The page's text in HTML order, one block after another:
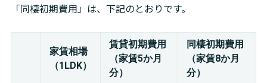
「同棲初期費用」は、下記のとおりです。
家賃相場
（1LDK）
賃貸初期費用
（家賃5か月
分）
同棲初期費用
（家賃8か月
分）